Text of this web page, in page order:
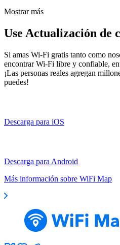
Mostrar más
Use Actualización de
Si amas Wi-Fi gratis tanto como
encontrar Wi-Fi libre y confiable,
¡Las personas reales agregan
puedes!
Descarga para iOS
Descarga para Android
Más información sobre WiFi Map